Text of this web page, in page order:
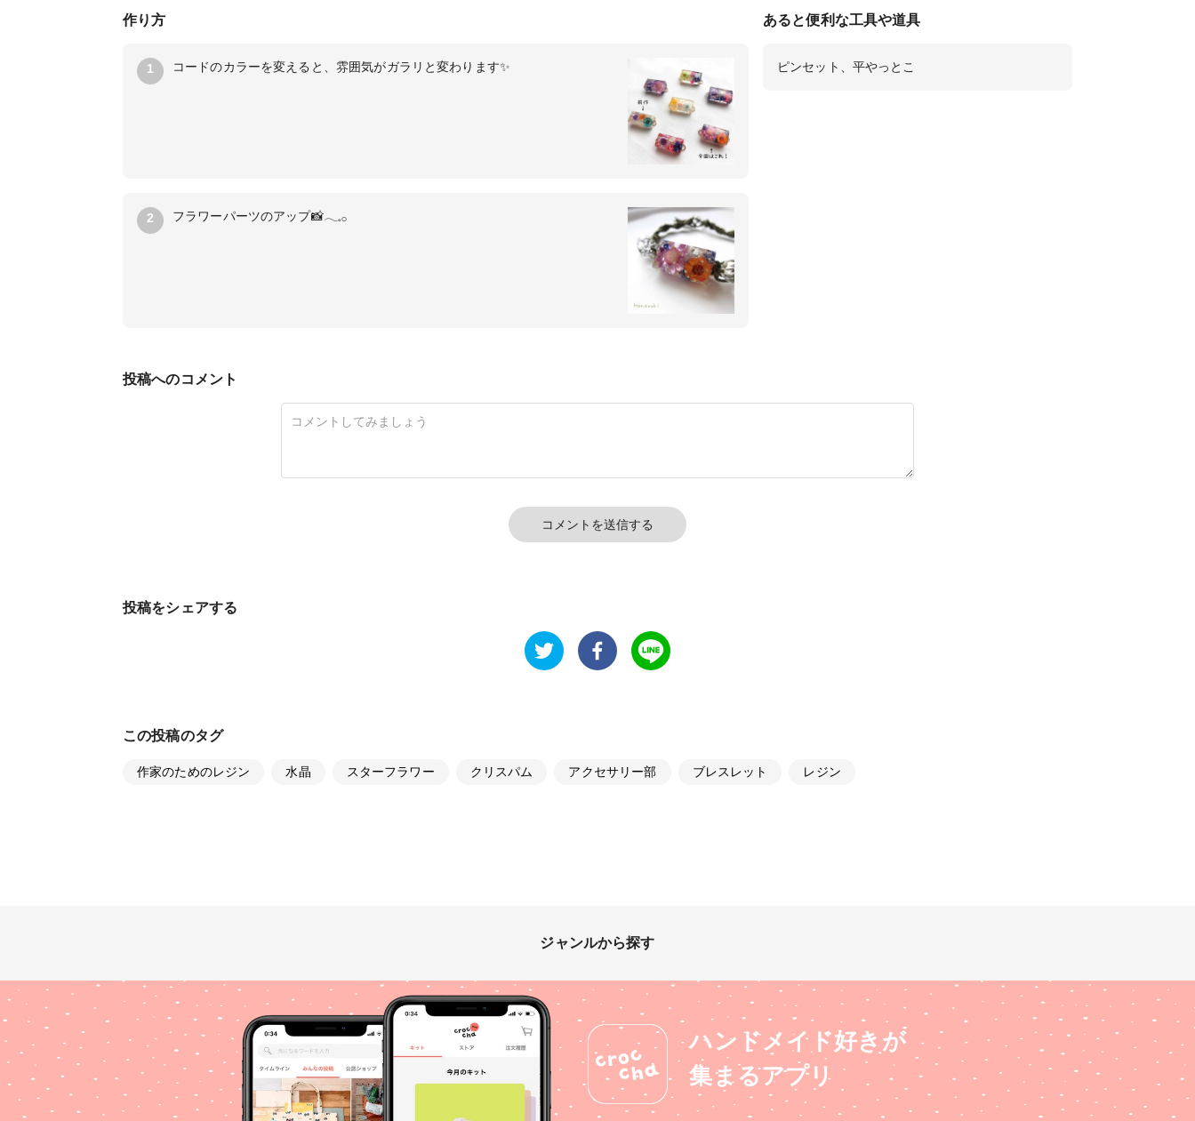
さや工房 問屋 手作り
作り方
1 コードのカラーを変えると、雰囲気がガラリと変わります✨
2 フラワーパーツのアップ📸𓂃𓈒𓂂
あると便利な工具や道具
ピンセット、平やっとこ
投稿へのコメント
コメントを送信する
投稿をシェアする
この投稿のタグ
作家のためのレジン 水晶 スターフラワー クリスパム アクセサリー部 ブレスレット レジン
ジャンルから探す
ハンドメイド好きが
集まるアプリ